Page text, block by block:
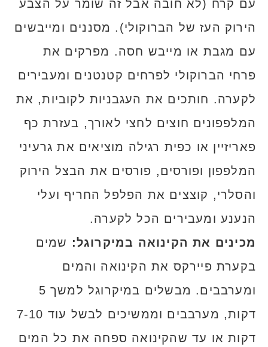
עם קרח (לא חובה אבל זה שומר על הצבע
הירוק העז של הברוקולי). מסננים ומייבשים
עם מגבת או מייבש חסה. מפרקים את
פרחי הברוקולי לפרחים קטנטנים ומעבירים
לקערה. חותכים את העגבניות לקוביות, את
המלפפונים חוצים לחצי לאורך, בעזרת כף
פאריזיין או כפית רגילה מוציאים את גרעיני
המלפפון ופורסים, פורסים את הבצל הירוק
והסלרי, קוצצים את הפלפל החריף ועלי
הנענע ומעבירים הכל לקערה.
מכינים את הקינואה במיקרוגל: שמים
בקערת פיירקס את הקינואה והמים
ומערבבים. מבשלים במיקרוגל למשך 5
דקות, מערבבים וממשיכים לבשל עוד 7-10
דקות או עד שהקינואה ספחה את כל המים